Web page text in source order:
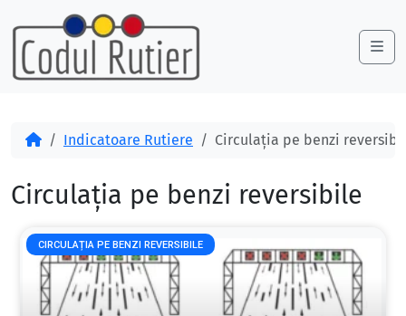
Skip to content
Skip to footer
AcasăIndicatoare Rutiere Circulația pe benzi
Circulația pe benzi reversibile
CIRCULAȚIA PE BENZI REVERSIBILE